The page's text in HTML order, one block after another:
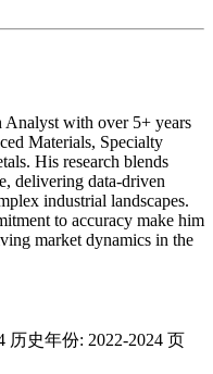
Analyst with over 5+ years
Materials, Specialty
His research blends
delivering data-driven
industrial landscapes.
to accuracy make him
market dynamics in the
历史年份: 2022-2024 页